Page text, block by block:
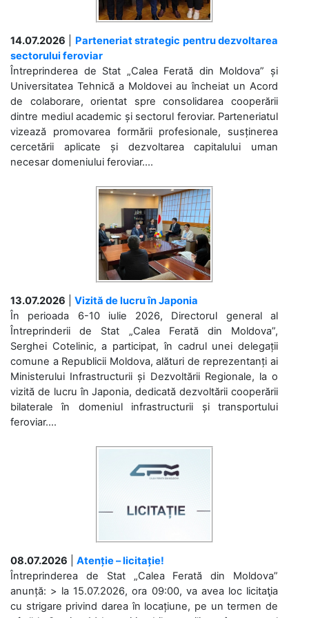
14.07.2026
Parteneriat strategic pentru dezvoltarea
sectorului feroviar
Întreprinderea de Stat „Calea Ferată din Moldova” și
Universitatea Tehnică a Moldovei au încheiat un Acord
de colaborare, orientat spre consolidarea cooperării
dintre mediul academic și sectorul feroviar. Parteneriatul
vizează promovarea formării profesionale, susținerea
cercetării aplicate și dezvoltarea capitalului uman
necesar domeniului feroviar....
13.07.2026
Vizită de lucru în Japonia
În perioada 6-10 iulie 2026, Directorul general al
Întreprinderii de Stat „Calea Ferată din Moldova”,
Serghei Cotelinic, a participat, în cadrul unei delegații
comune a Republicii Moldova, alături de reprezentanți ai
Ministerului Infrastructurii și Dezvoltării Regionale, la o
vizită de lucru în Japonia, dedicată dezvoltării cooperării
bilaterale în domeniul infrastructurii și transportului
feroviar....
08.07.2026
Atenție – licitație!
Întreprinderea de Stat „Calea Ferată din Moldova”
anunță: > la 15.07.2026, ora 09:00, va avea loc licitaţia
cu strigare privind darea în locațiune, pe un termen de